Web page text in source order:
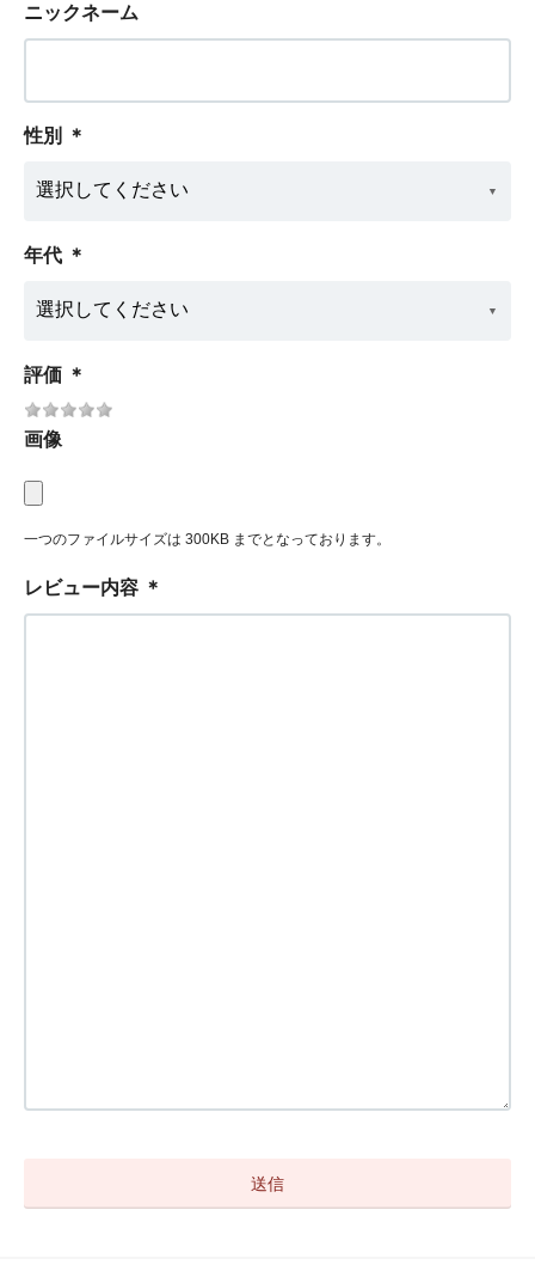
ニックネーム
性別 ＊
年代 ＊
評価 ＊
画像
一つのファイルサイズは 300KB までとなっております。
レビュー内容 ＊